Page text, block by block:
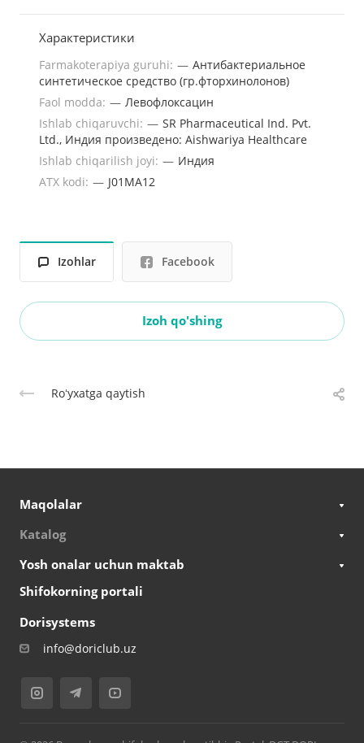
Характеристики
Farmakoterapiya guruhi: — Антибактериальное
синтетическое средство (гр.фторхинолонов)
Faol modda: — Левофлоксацин
Ishlab chiqaruvchi: — SR Pharmaceutical Ind. Pvt.
Ltd., Индия произведено: Aishwariya Healthcare
Ishlab chiqarilish joyi: — Индия
ATX kodi: — J01MA12
Izohlar Facebook
Izoh qo'shing
Roʻyxatga qaytish
Maqolalar
Katalog
Yosh onalar uchun maktab
Shifokorning portali
Dorisystems
info@doriclub.uz